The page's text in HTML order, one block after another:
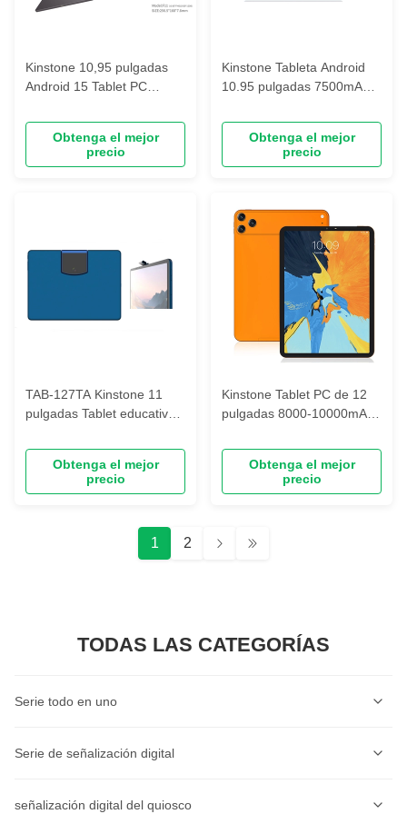
Kinstone 10,95 pulgadas
Android 15 Tablet PC
Incell, 6GB+128GB
Obtenga el mejor
precio
Kinstone Tableta Android
10.95 pulgadas 7500mAh,
6GB+128GB
Obtenga el mejor
precio
TAB-127TA Kinstone 11
pulgadas Tablet educativo
core Incell FHD BOE LCD
2GB/3GB/4GB/6GB+128GB/256GB/512GB
Obtenga el mejor
precio
Kinstone Tablet PC de 12
pulgadas 8000-10000mA
FHD BOE LCD 6GB/ 8GB/
10GB/+
64GB/128GB/256GB
Obtenga el mejor
precio
1 2
TODAS LAS CATEGORÍAS
Serie todo en uno
Serie de quioscos de autoservicio
Serie de señalización digital
Serie de señalización digital de montaje en pared
señalización digital del quiosco